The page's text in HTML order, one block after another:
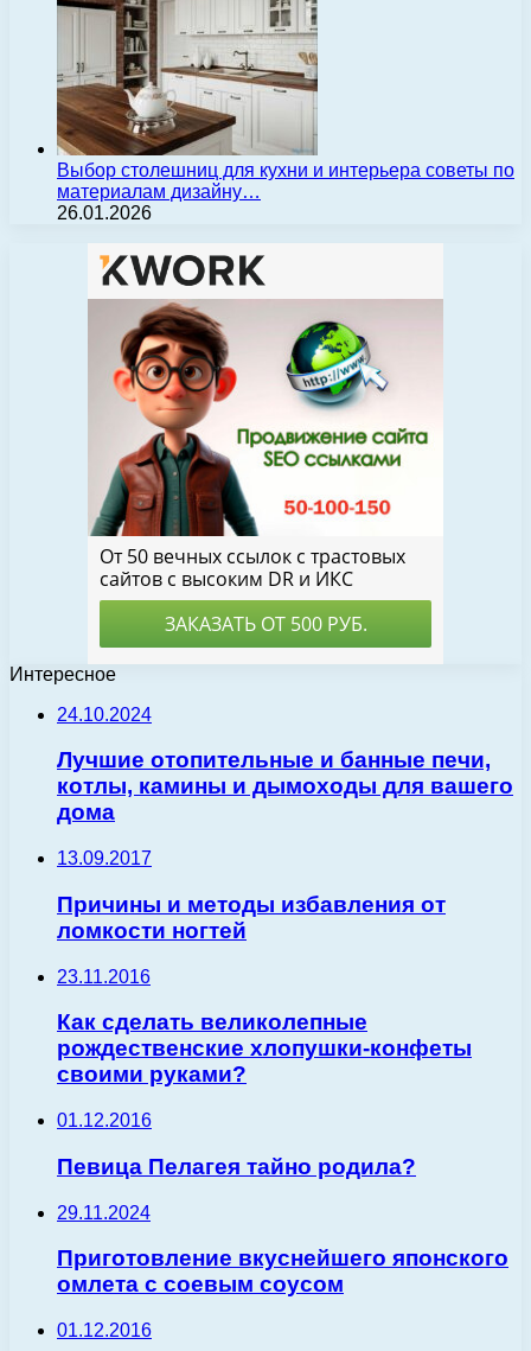
Выбор столешниц для кухни и интерьера советы по
материалам дизайну…
26.01.2026
Интересное
24.10.2024
Лучшие отопительные и банные печи,
котлы, камины и дымоходы для вашего
дома
13.09.2017
Причины и методы избавления от
ломкости ногтей
23.11.2016
Как сделать великолепные
рождественские хлопушки-конфеты
своими руками?
01.12.2016
Певица Пелагея тайно родила?
29.11.2024
Приготовление вкуснейшего японского
омлета с соевым соусом
01.12.2016